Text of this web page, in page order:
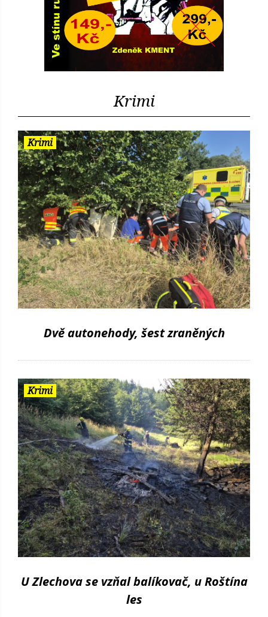
Krimi
Krimi
Dvě autonehody, šest zraněných
Krimi
U Zlechova se vzňal balíkovač, u Roštína
les